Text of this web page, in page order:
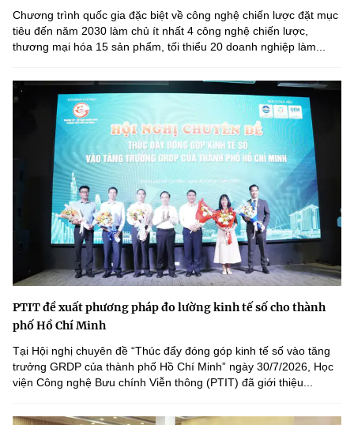
Chương trình quốc gia đặc biệt về công nghệ chiến lược đặt mục
tiêu đến năm 2030 làm chủ ít nhất 4 công nghệ chiến lược,
thương mại hóa 15 sản phẩm, tối thiểu 20 doanh nghiệp làm...
PTIT đề xuất phương pháp đo lường kinh tế số cho thành
phố Hồ Chí Minh
Tại Hội nghị chuyên đề “Thúc đẩy đóng góp kinh tế số vào tăng
trưởng GRDP của thành phố Hồ Chí Minh” ngày 30/7/2026, Học
viện Công nghệ Bưu chính Viễn thông (PTIT) đã giới thiệu...